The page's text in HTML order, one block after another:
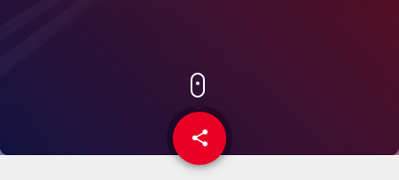
share
email